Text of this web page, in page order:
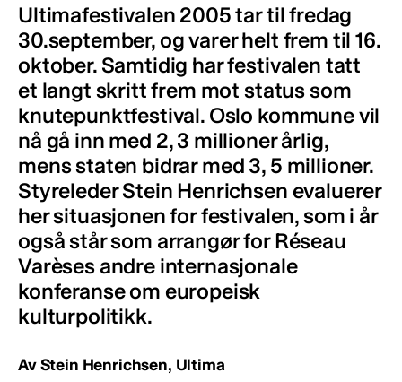
Ultimafestivalen 2005 tar til fredag
30.september, og varer helt frem til 16.
oktober. Samtidig har festivalen tatt
et langt skritt frem mot status som
knutepunktfestival. Oslo kommune vil
nå gå inn med 2, 3 millioner årlig,
mens staten bidrar med 3, 5 millioner.
Styreleder Stein Henrichsen evaluerer
her situasjonen for festivalen, som i år
også står som arrangør for Réseau
Varèses andre internasjonale
konferanse om europeisk
kulturpolitikk.
Av Stein Henrichsen, Ultima